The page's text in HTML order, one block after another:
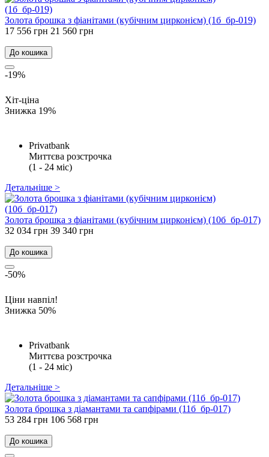
Золота брошка з фіанітами (кубічним цирконієм) (1б_бр-019)
17 556 грн 21 560 грн
До кошика
-19%
Хіт-ціна
Знижка 19%
Privatbank
Миттєва розстрочка
(1 - 24 міс)
Детальніше >
Золота брошка з фіанітами (кубічним цирконієм) (10б_бр-017)
32 034 грн 39 340 грн
До кошика
-50%
Ціни навпіл!
Знижка 50%
Privatbank
Миттєва розстрочка
(1 - 24 міс)
Детальніше >
Золота брошка з діамантами та сапфірами (11б_бр-017)
53 284 грн 106 568 грн
До кошика